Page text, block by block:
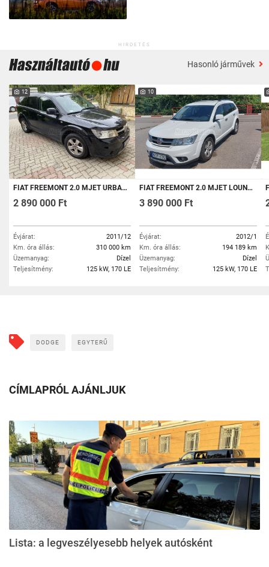
HIRDETÉS
Hasonló járművek
12
FIAT FREEMONT 2.0 MJET URBAN (7 SZEMÉLYES )
2 890 000 Ft
Évjárat:
2011/12
Km. óra állás:
310 000 km
Üzemanyag:
Dízel
Teljesítmény:
125 kW, 170 LE
10
FIAT FREEMONT 2.0 MJET LOUNGE 4X4 (AUTOMATA) (7 SZEMÉLYES ) JC
3 890 000 Ft
Évjárat:
2012/1
Km. óra állás:
194 189 km
Üzemanyag:
Dízel
Teljesítmény:
125 kW, 170 LE
DODGE EGYTERŰ
CÍMLAPRÓL AJÁNLJUK
Lista: a legveszélyesebb helyek autósként